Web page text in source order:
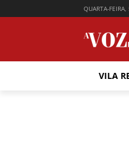
QUARTA-
VILA